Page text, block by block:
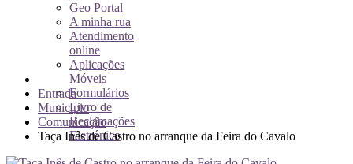
Geo Portal
A minha rua
Atendimento
online
Aplicações
Móveis
Formulários
Livro de
Reclamações
Eletrónico
Entrada
Município
Comunicação
Taça Inês de Castro no arranque da Feira do Cavalo